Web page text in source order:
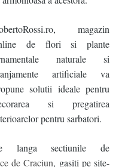
magazin
de flori si plante
naturale si
artificiale va
solutii ideale pentru
si pregatirea
pentru sarbatori.
langa sectiunile de
de Craciun, gasiti pe site-